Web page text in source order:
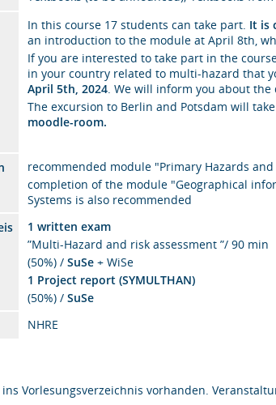
In this course 17 students can take part. It is
an introduction to the module at April 8th,
If you are interested to take part in the
in your country related to multi-hazard that
April 5th, 2024. We will inform you about
The excursion to Berlin and Potsdam will
moodle-room.
recommended module "Primary Hazards and
completion of the module "Geographical
Systems is also recommended
1 written exam
”Multi-Hazard and risk assessment ”/ 90 min
(50%) /SuSe+ WiSe
1 Project report (SYMULTHAN)
(50%) /SuSe
NHRE
Vorlesungsverzeichnis vorhanden.